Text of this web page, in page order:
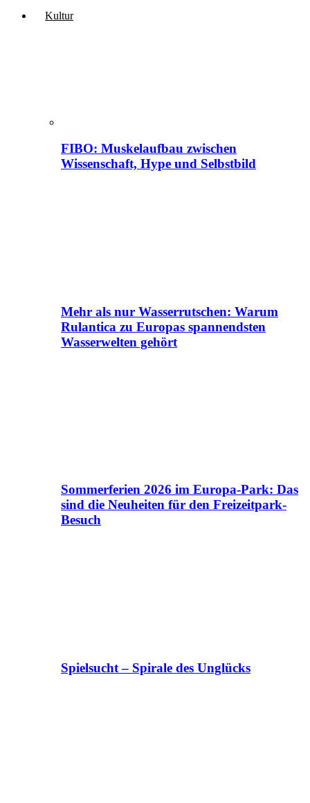
Kultur
FIBO: Muskelaufbau zwischen
Wissenschaft, Hype und Selbstbild
Mehr als nur Wasserrutschen: Warum
Rulantica zu Europas spannendsten
Wasserwelten gehört
Sommerferien 2026 im Europa-Park: Das
sind die Neuheiten für den Freizeitpark-
Besuch
Spielsucht – Spirale des Unglücks